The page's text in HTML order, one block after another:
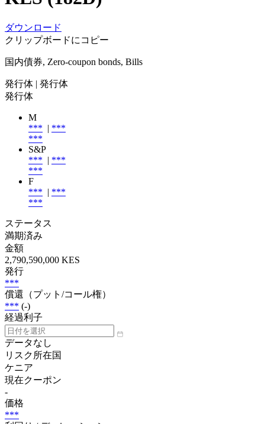
ダウンロード
クリップボードにコピー
国内債券, Zero-coupon bonds, Bills
発行体 | 発行体
発行体
M
*** | ***
***
S&P
*** | ***
***
F
*** | ***
***
ステータス
満期済み
金額
2,790,590,000 KES
発行
***
償還（プット/コール権）
*** (-)
経過利子
データなし
リスク所在国
ケニア
現在クーポン
-
価格
***